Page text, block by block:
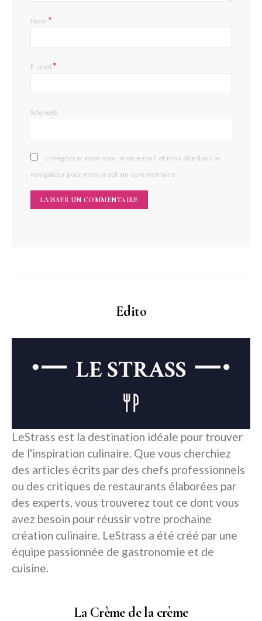
Nom*
E-mail*
Site web
Enregistrer mon nom, mon e-mail et mon site dans le
navigateur pour mon prochain commentaire.
Edito
LeStrass est la destination idéale pour trouver
de l'inspiration culinaire. Que vous cherchiez
des articles écrits par des chefs professionnels
ou des critiques de restaurants élaborées par
des experts, vous trouverez tout ce dont vous
avez besoin pour réussir votre prochaine
création culinaire. LeStrass a été créé par une
équipe passionnée de gastronomie et de
cuisine.
La Crème de la crème